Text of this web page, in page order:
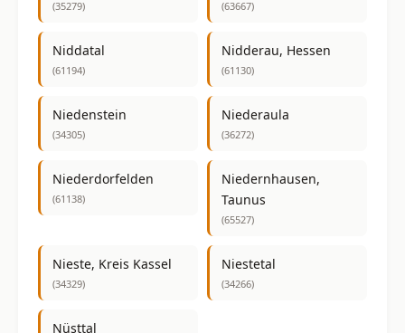
(35279) (63667)
Niddatal
(61194)
Nidderau, Hessen
(61130)
Niedenstein
(34305)
Niederaula
(36272)
Niederdorfelden
(61138)
Niedernhausen,
Taunus
(65527)
Nieste, Kreis Kassel
(34329)
Niestetal
(34266)
Nüsttal